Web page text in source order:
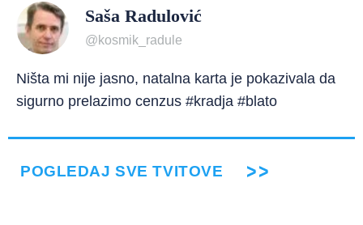
Saša Radulović
@kosmik_radule
Ništa mi nije jasno, natalna karta je pokazivala da
sigurno prelazimo cenzus #kradja #blato
POGLEDAJ SVE TVITOVE